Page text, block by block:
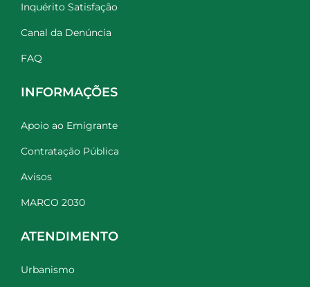
Inquérito Satisfação
Canal da Denúncia
FAQ
INFORMAÇÕES
Apoio ao Emigrante
Contratação Pública
Avisos
MARCO 2030
ATENDIMENTO
Urbanismo